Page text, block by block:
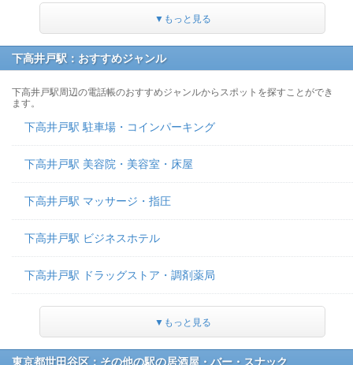
▼もっと見る
下高井戸駅：おすすめジャンル
下高井戸駅周辺の電話帳のおすすめジャンルからスポットを探すことができ
ます。
下高井戸駅 駐車場・コインパーキング
下高井戸駅 美容院・美容室・床屋
下高井戸駅 マッサージ・指圧
下高井戸駅 ビジネスホテル
下高井戸駅 ドラッグストア・調剤薬局
▼もっと見る
東京都世田谷区：その他の駅の居酒屋・バー・スナック